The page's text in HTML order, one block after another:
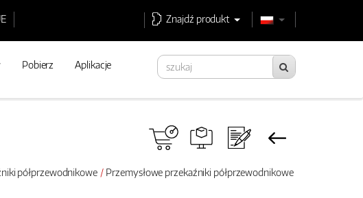
Znajdź produkt
Pobierz Aplikacje
półprzewodnikowe
Przemysłowe przekaźniki półprzewodnikowe